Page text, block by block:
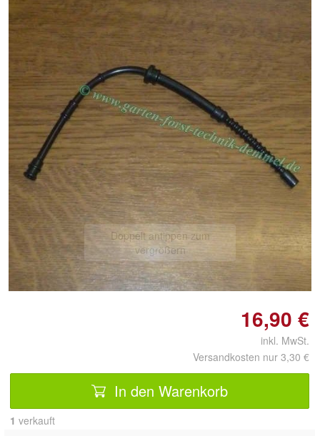
Doppelt antippen zum
vergrößern
16,90 €
inkl. MwSt.
Versandkosten nur 3,30 €
In den Warenkorb
1 verkauft